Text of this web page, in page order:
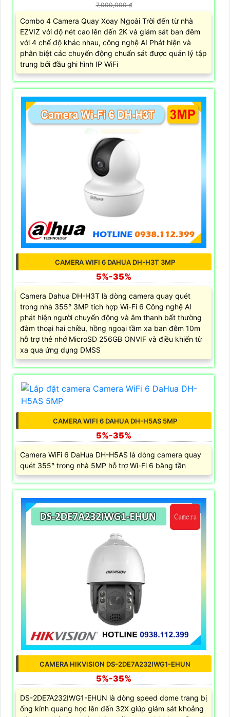
7,000,000 ₫
Combo 4 Camera Quay Xoay Ngoài Trời đến từ nhà
EZVIZ với độ nét cao lên đến 2K và giám sát ban đêm
với 4 chế độ khác nhau, công nghệ AI Phát hiện và
phân biệt các chuyển động chuẩn sát được quản lý tập
trung bởi đầu ghi hình IP WiFi
CAMERA WIFI 6 DAHUA DH-H3T 3MP
5%-35%
Camera Dahua DH-H3T là dòng camera quay quét
trong nhà 355° 3MP tích hợp Wi-Fi 6 Công nghệ AI
phát hiện người chuyển động và âm thanh bất thường
đàm thoại hai chiều, hồng ngoại tầm xa ban đêm 10m
hỗ trợ thẻ nhớ MicroSD 256GB ONVIF và điều khiển từ
xa qua ứng dụng DMSS
CAMERA WIFI 6 DAHUA DH-H5AS 5MP
5%-35%
Camera WiFi 6 DaHua DH-H5AS là dòng camera quay
quét 355° trong nhà 5MP hỗ trợ Wi-Fi 6 băng tần
CAMERA HIKVISION DS-2DE7A232IWG1-EHUN
5%-35%
DS-2DE7A232IWG1-EHUN là dòng speed dome trang bị
ống kính quang học lên đến 32X giúp giám sát khoảng